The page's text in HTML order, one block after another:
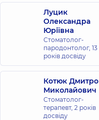
Луцик
Олександра
Юріївна
Стоматолог-
пародонтолог, 13
років досвіду
Котюк Дмитро
Миколайович
Стоматолог-
терапевт, 2 років
досвіду